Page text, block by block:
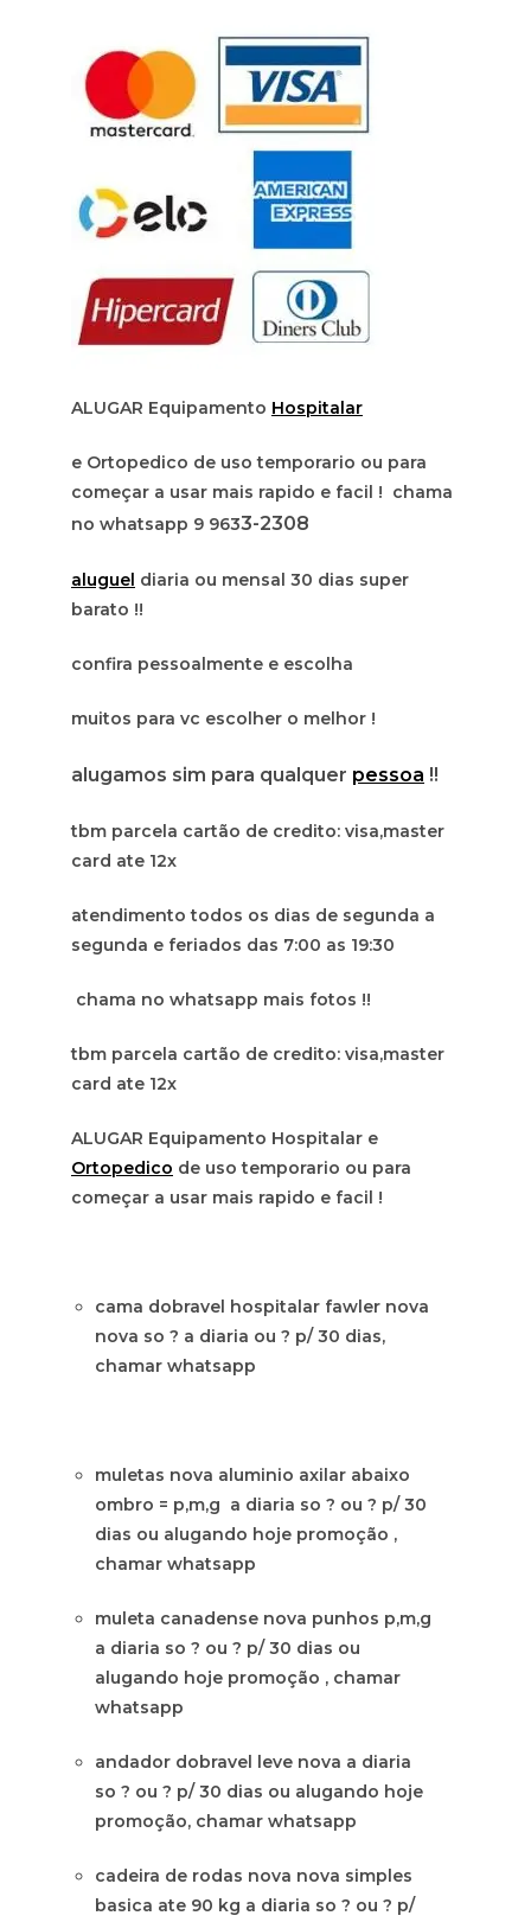
ALUGAR Equipamento Hospitalar
e Ortopedico de uso temporario ou para
começar a usar mais rapido e facil ! chama
no whatsapp 9 9633-2308
aluguel diaria ou mensal 30 dias super
barato !!
confira pessoalmente e escolha
muitos para vc escolher o melhor !
alugamos sim para qualquer pessoa !!
tbm parcela cartão de credito: visa,master
card ate 12x
atendimento todos os dias de segunda a
segunda e feriados das 7:00 as 19:30
chama no whatsapp mais fotos !!
tbm parcela cartão de credito: visa,master
card ate 12x
ALUGAR Equipamento Hospitalar e
Ortopedico de uso temporario ou para
começar a usar mais rapido e facil !
cama dobravel hospitalar fawler nova
nova so ? a diaria ou ? p/ 30 dias,
chamar whatsapp
muletas nova aluminio axilar abaixo
ombro = p,m,g a diaria so ? ou ? p/ 30
dias ou alugando hoje promoção ,
chamar whatsapp
muleta canadense nova punhos p,m,g
a diaria so ? ou ? p/ 30 dias ou
alugando hoje promoção , chamar
whatsapp
andador dobravel leve nova a diaria
so ? ou ? p/ 30 dias ou alugando hoje
promoção, chamar whatsapp
cadeira de rodas nova nova simples
basica ate 90 kg a diaria so ? ou ? p/